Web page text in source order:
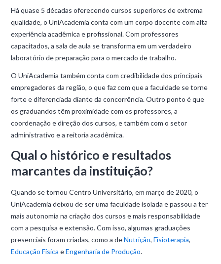
Há quase 5 décadas oferecendo cursos superiores de extrema
qualidade, o UniAcademia conta com um corpo docente com alta
experiência acadêmica e profissional. Com professores
capacitados, a sala de aula se transforma em um verdadeiro
laboratório de preparação para o mercado de trabalho.
O UniAcademia também conta com credibilidade dos principais
empregadores da região, o que faz com que a faculdade se torne
forte e diferenciada diante da concorrência. Outro ponto é que
os graduandos têm proximidade com os professores, a
coordenação e direção dos cursos, e também com o setor
administrativo e a reitoria acadêmica.
Qual o histórico e resultados
marcantes da instituição?
Quando se tornou Centro Universitário, em março de 2020, o
UniAcademia deixou de ser uma faculdade isolada e passou a ter
mais autonomia na criação dos cursos e mais responsabilidade
com a pesquisa e extensão. Com isso, algumas graduações
presenciais foram criadas, como a deNutrição, Fisioterapia,
Educação Física eEngenharia de Produção.